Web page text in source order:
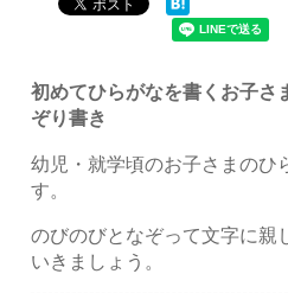
初めてひらがなを書くお子さ
ぞり書き
幼児・就学頃のお子さまのひ
す。
のびのびとなぞって文字に親
いきましょう。